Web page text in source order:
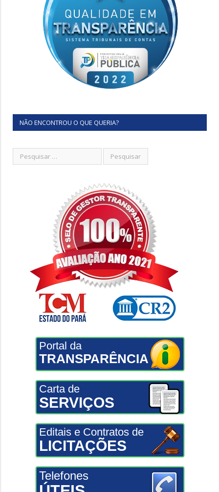
NÃO ENCONTROU O QUE QUERIA?
Portal da
TRANSPARÊNCIA
Carta de
SERVIÇOS
Editais e Contratos de
LICITAÇÕES
Telefones